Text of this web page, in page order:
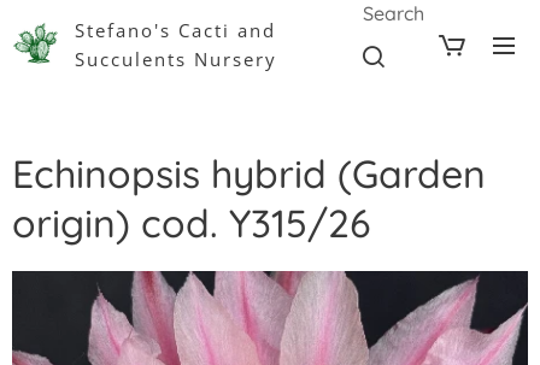
Stefano's Cacti and
Succulents Nursery
Search
Echinopsis hybrid (Garden
origin) cod. Y315/26